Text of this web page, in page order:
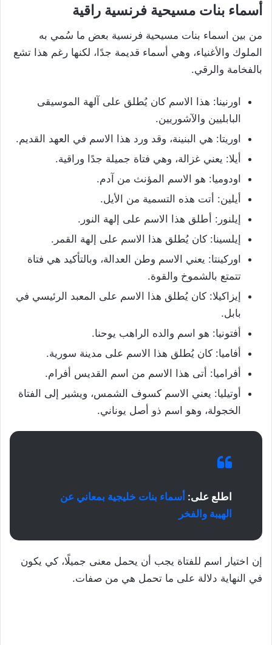
أسماء بنات مسيحية فرنسية راقية
من بين اسماء بنات مسيحية فرنسية بعض ما سُمي به
الملوك والأغنياء، وهي أسماء قديمة جدًا، لكنها رغم هذا تشع
بالفخامة والرقي.
اورنينا: هذا الاسم كان يُطلق على آلهة الموسيقى
البابليين والآشوريين.
اوريتا: هي البنينة، وقد ورد هذا الاسم في العهد القديم.
أيلا: يعني غزالة، وهي فتاة جميلة جدًا وراقية.
اودوميا: هو الاسم المؤنث من آدم.
أيلين: أتت هذه التسمية من الأيل.
إيلنور: أطلق هذا الاسم على إلهة النور.
إيلسينا: كان يُطلق هذا الاسم على إلهة القمر.
اوركينتا: يعني الاسم وطن العدالة، وبالتأكيد هي فتاة
تتمتع بالشموخ والقوة.
إيزاكيلا: كان يُطلق هذا الاسم على المعبد الرئيسي في
بابل.
أفتونيا: هو اسم والده الراهب يوحنا.
أفاميا: كان يُطلق هذا الاسم على مدينة سورية.
أفراميا: أتى هذا الاسم من اسم القديس أفرام.
أوتيليا: يعني الاسم كسوف الشمس، ويشير إلى الفتاة
الخجولة، وهو اسم ذو أصل يوناني.
اطلع على: أسماء بنات خليجية بمعاني عن
الهيبة والفخر
إن اختيار اسم للفتاة يجب أن يحمل معنى جميلًا، كي يكون
في النهاية دلالة على ما تحمل هي من صفات.